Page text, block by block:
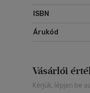
ISBN
Árukód
Vásárlói
Kérjük, lépjen be